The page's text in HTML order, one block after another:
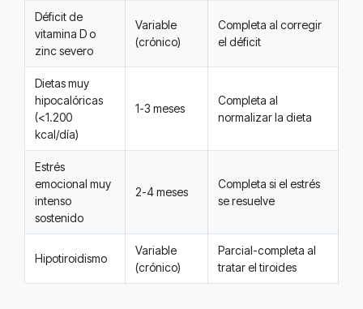
Déficit de
vitamina D o
zinc severo
Variable
(crónico)
Completa al corregir
el déficit
Dietas muy
hipocalóricas
(<1.200
kcal/día)
1-3 meses
Completa al
normalizar la dieta
Estrés
emocional muy
intenso
sostenido
2-4 meses
Completa si el estrés
se resuelve
Hipotiroidismo
Variable
(crónico)
Parcial-completa al
tratar el tiroides